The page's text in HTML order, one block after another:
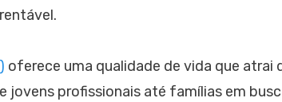
oferece uma qualidade de vida que atrai
jovens profissionais até famílias em